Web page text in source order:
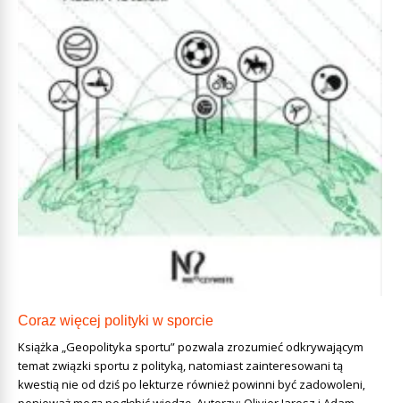
Coraz więcej polityki w sporcie
Książka „Geopolityka sportu” pozwala zrozumieć odkrywającym
temat związki sportu z polityką, natomiast zainteresowani tą
kwestią nie od dziś po lekturze również powinni być zadowoleni,